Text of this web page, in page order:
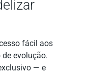
fácil aos
evolução.
— e